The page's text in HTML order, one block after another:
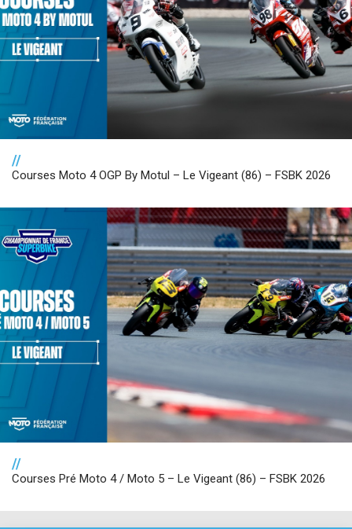
//
Courses Moto 4 OGP By Motul – Le Vigeant (86) – FSBK 2026
//
Courses Pré Moto 4 / Moto 5 – Le Vigeant (86) – FSBK 2026